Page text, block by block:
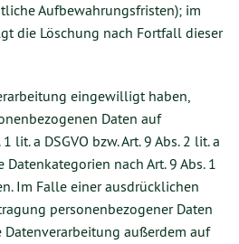
Aufbewahrungsfristen); im
die Löschung nach Fortfall dieser
eingewilligt haben,
Daten auf
lit. a DSGVO bzw. Art. 9 Abs. 2 lit. a
Datenkategorien nach Art. 9 Abs. 1
Im Falle einer ausdrücklichen
personenbezogener Daten
außerdem auf